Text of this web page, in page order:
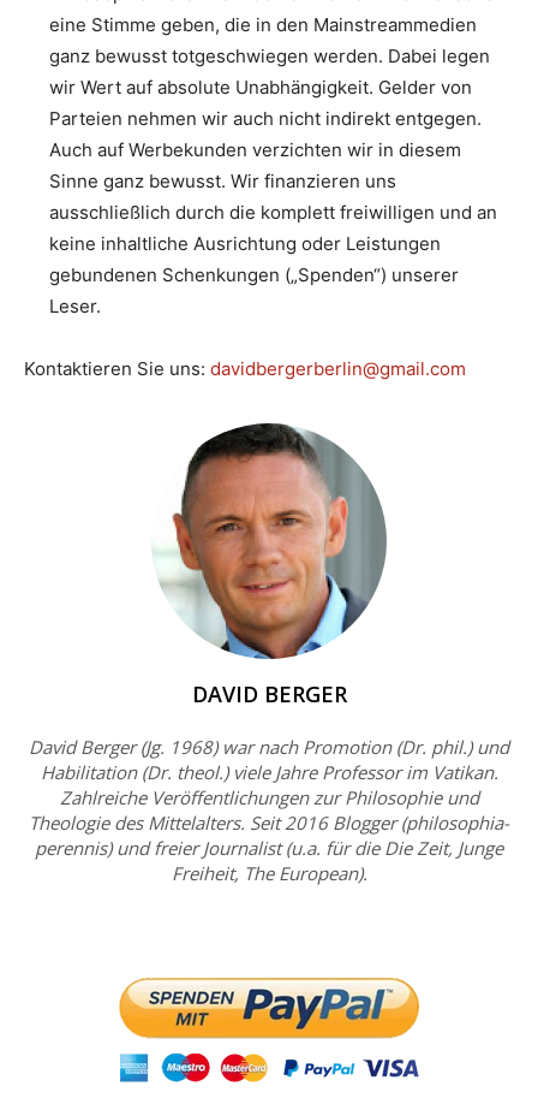
eine Stimme geben, die in den Mainstreammedien
ganz bewusst totgeschwiegen werden. Dabei legen
wir Wert auf absolute Unabhängigkeit. Gelder von
Parteien nehmen wir auch nicht indirekt entgegen.
Auch auf Werbekunden verzichten wir in diesem
Sinne ganz bewusst. Wir finanzieren uns
ausschließlich durch die komplett freiwilligen und an
keine inhaltliche Ausrichtung oder Leistungen
gebundenen Schenkungen („Spenden“) unserer
Leser.
Kontaktieren Sie uns: davidbergerberlin@gmail.com
DAVID BERGER
David Berger (Jg. 1968) war nach Promotion (Dr. phil.) und
Habilitation (Dr. theol.) viele Jahre Professor im Vatikan.
Zahlreiche Veröffentlichungen zur Philosophie und
Theologie des Mittelalters. Seit 2016 Blogger (philosophia-
perennis) und freier Journalist (u.a. für die Die Zeit, Junge
Freiheit, The European).